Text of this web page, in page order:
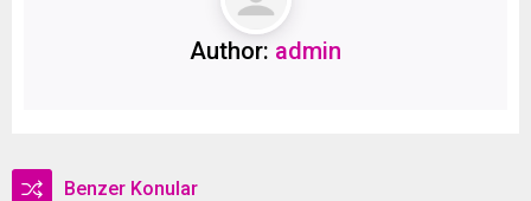
Author: admin
Benzer Konular